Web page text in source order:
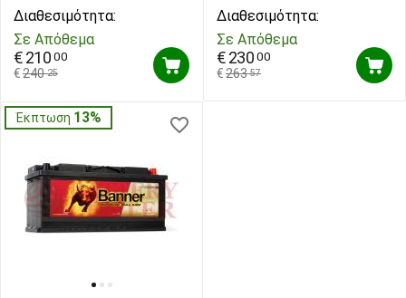
Εκκίνησης
Διαθεσιμότητα:
Σε Απόθεμα
€240 25
€210 00
Εκκίνησης
Διαθεσιμότητα:
Σε Απόθεμα
€263 57
€230 00
Έκπτωση 13%